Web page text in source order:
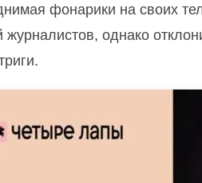
фонарики на своих
журналистов, однако